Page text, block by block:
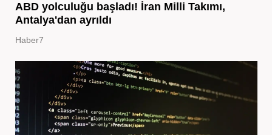
ABD yolculuğu başladı! İran Milli Takımı,
Antalya'dan ayrıldı
Haber7